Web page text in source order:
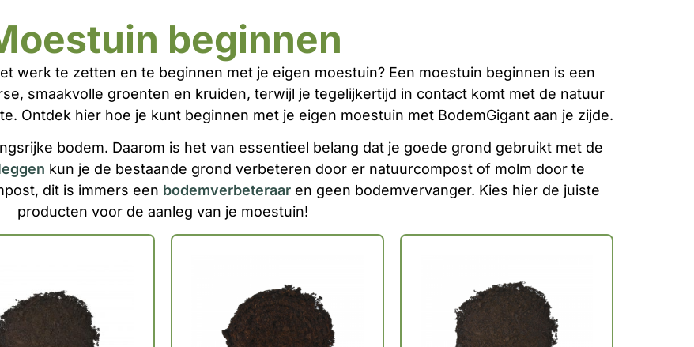
beginnen
werk te zetten en te beginnen met je eigen moestuin? Een moestuin beginnen is een
smaakvolle groenten en kruiden, terwijl je tegelijkertijd in contact komt met de natuur
Ontdek hier hoe je kunt beginnen met je eigen moestuin met BodemGigant aan je zijde.
bodem. Daarom is het van essentieel belang dat je goede grond gebruikt met de
kun je de bestaande grond verbeteren door er natuurcompost of molm door te
dit is immers een bodemverbeteraaren geen bodemvervanger. Kies hier de juiste
producten voor de aanleg van je moestuin!